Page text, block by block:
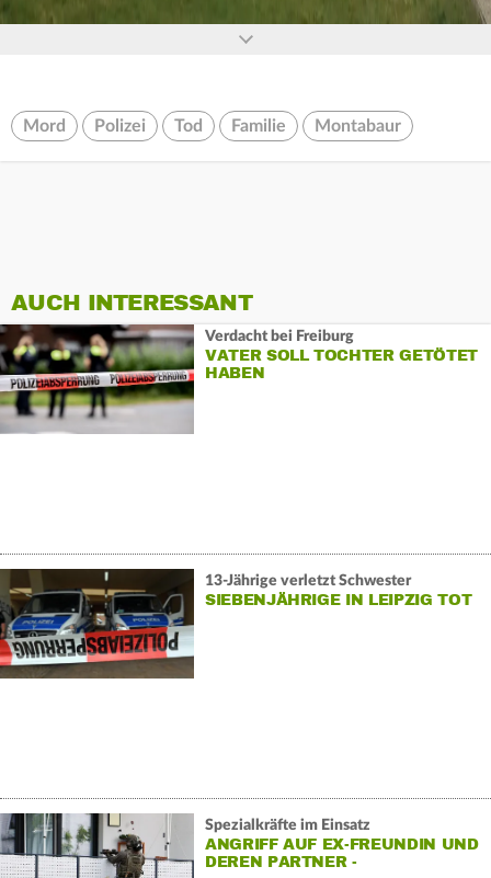
Mord Polizei Tod Familie Montabaur
AUCH INTERESSANT
Verdacht bei Freiburg
VATER SOLL TOCHTER GETÖTET
HABEN
13-Jährige verletzt Schwester
SIEBENJÄHRIGE IN LEIPZIG TOT
Spezialkräfte im Einsatz
ANGRIFF AUF EX-FREUNDIN UND
DEREN PARTNER -